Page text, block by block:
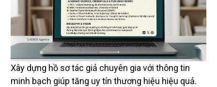
Xây dựng hồ sơ tác giả chuyên gia với thông tin
minh bạch giúp tăng uy tín thương hiệu hiệu quả.